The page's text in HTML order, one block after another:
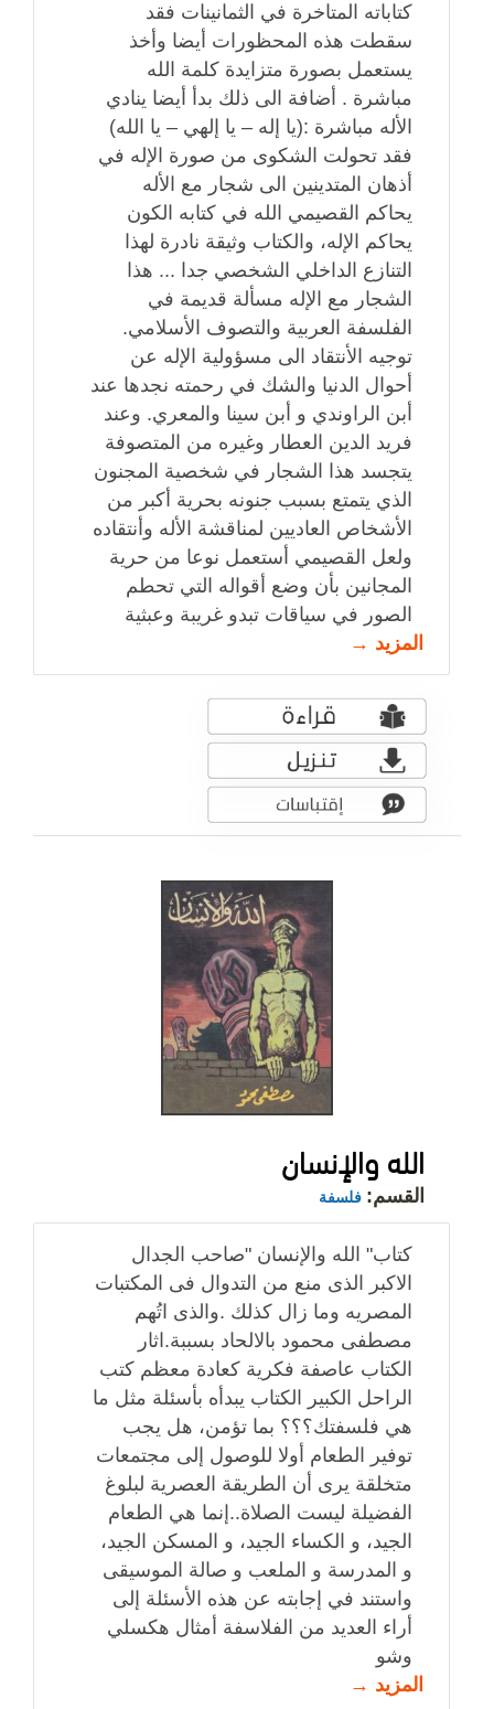
كتاباته المتاخرة في الثمانينات فقد
سقطت هذه المحظورات أيضا وأخذ
يستعمل بصورة متزايدة كلمة الله
مباشرة . أضافة الى ذلك بدأ أيضا ينادي
الأله مباشرة :(يا إله – يا إلهي – يا الله)
فقد تحولت الشكوى من صورة الإله في
أذهان المتدينين الى شجار مع الأله
يحاكم القصيمي الله في كتابه الكون
يحاكم الإله، والكتاب وثيقة نادرة لهذا
التنازع الداخلي الشخصي جدا ... هذا
الشجار مع الإله مسألة قديمة في
الفلسفة العربية والتصوف الأسلامي.
توجيه الأنتقاد الى مسؤولية الإله عن
أحوال الدنيا والشك في رحمته نجدها عند
أبن الراوندي و أبن سينا والمعري. وعند
فريد الدين العطار وغيره من المتصوفة
يتجسد هذا الشجار في شخصية المجنون
الذي يتمتع بسبب جنونه بحرية أكبر من
الأشخاص العاديين لمناقشة الأله وأنتقاده
ولعل القصيمي أستعمل نوعا من حرية
المجانين بأن وضع أقواله التي تحطم
الصور في سياقات تبدو غريبة وعبثية
المزيد →
الله والإنسان
القسم: فلسفة
كتاب" الله والإنسان "صاحب الجدال
الاكبر الذى منع من التدوال فى المكتبات
المصريه وما زال كذلك .والذى اتُهم
مصطفى محمود بالالحاد بسببة.اثار
الكتاب عاصفة فكرية كعادة معظم كتب
الراحل الكبير الكتاب يبدأه بأسئلة مثل ما
هي فلسفتك؟؟؟ بما تؤمن، هل يجب
توفير الطعام أولا للوصول إلى مجتمعات
متخلقة يرى أن الطريقة العصرية لبلوغ
الفضيلة ليست الصلاة..إنما هي الطعام
الجيد، و الكساء الجيد، و المسكن الجيد،
و المدرسة و الملعب و صالة الموسيقى
واستند في إجابته عن هذه الأسئلة إلى
أراء العديد من الفلاسفة أمثال هكسلي
وشو
المزيد →